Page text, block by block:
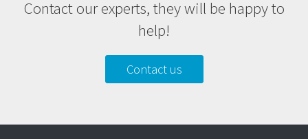
Contact our experts, they will be happy to
help!
Contact us